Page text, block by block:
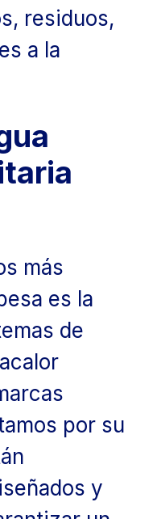
residuos,
a la
más
es la
de
por su
y